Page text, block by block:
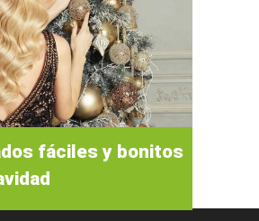
fáciles y bonitos